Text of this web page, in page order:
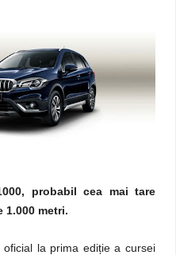
probabil cea mai tare
metri.
la prima ediție a cursei